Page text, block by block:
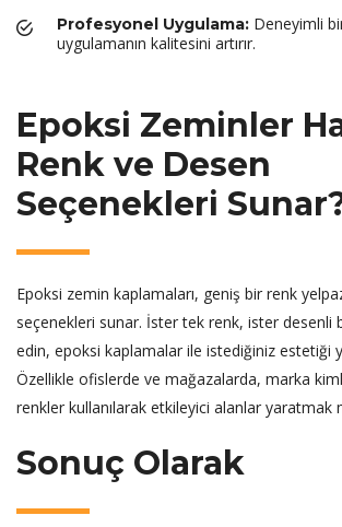
Profesyonel Uygulama: Deneyimli
uygulamanın kalitesini artırır.
Epoksi Zeminler
Renk ve Desen
Seçenekleri
Epoksi zemin kaplamaları, geniş bir renk
seçenekleri sunar. İster tek renk, ister desenli
edin, epoksi kaplamalar ile istediğiniz estetiği
Özellikle ofislerde ve mağazalarda, marka
renkler kullanılarak etkileyici alanlar yaratmak
Sonuç Olarak